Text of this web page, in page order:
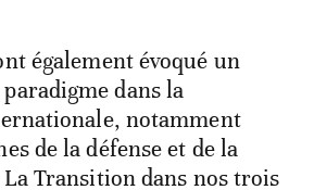
également évoqué un
dans la
notamment
de la défense et de la
Transition dans nos trois